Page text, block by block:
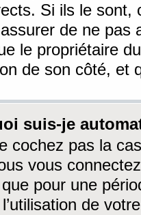
Si ils le sont,
de ne pas
le propriétaire
de son côté, et
suis-je
cochez pas la
vous
pour une
de